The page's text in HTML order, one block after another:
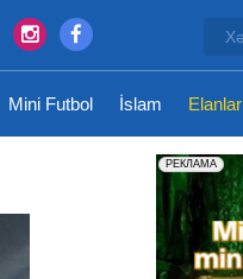
Mini Futbol İslam Elanlar